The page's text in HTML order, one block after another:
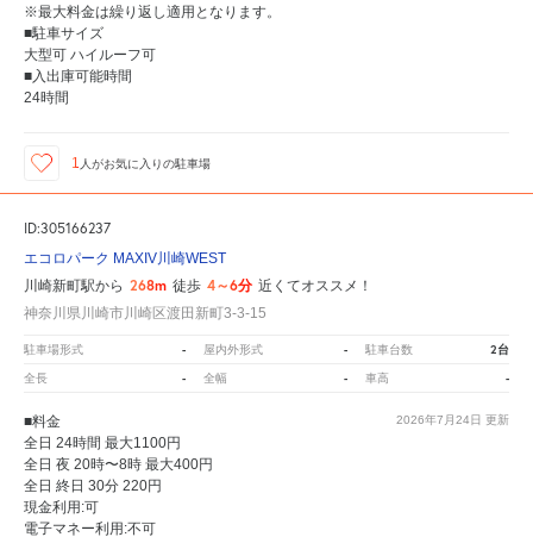
※最大料金は繰り返し適用となります。
■駐車サイズ
大型可 ハイルーフ可
■入出庫可能時間
24時間
1 人がお気に入りの駐車場
ID:305166237
エコロパーク MAXIV川崎WEST
川崎新町駅から 268m 徒歩 4～6分 近くてオススメ！
神奈川県川崎市川崎区渡田新町3-3-15
駐車場形式 - 屋内外形式 - 駐車台数 2台
全長 - 全幅 - 車高 -
2026年7月24日 更新
■料金
全日 24時間 最大1100円
全日 夜 20時〜8時 最大400円
全日 終日 30分 220円
現金利用:可
電子マネー利用:不可